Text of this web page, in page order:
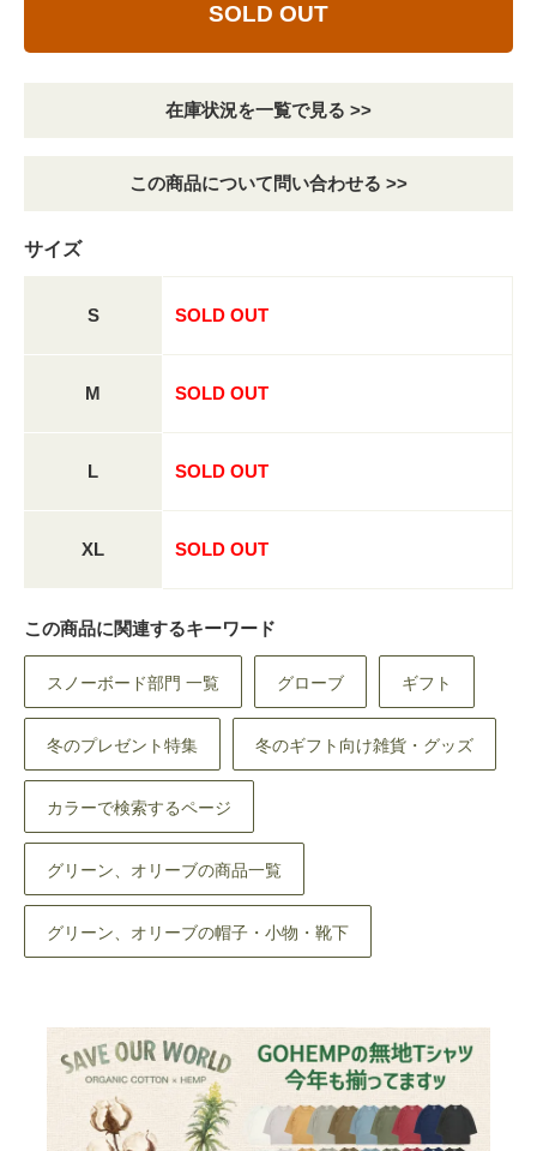
SOLD OUT
在庫状況を一覧で見る >>
この商品について問い合わせる >>
サイズ
S SOLD OUT
M SOLD OUT
L SOLD OUT
XL SOLD OUT
この商品に関連するキーワード
スノーボード部門 一覧 グローブ ギフト
冬のプレゼント特集 冬のギフト向け雑貨・グッズ
カラーで検索するページ
グリーン、オリーブの商品一覧
グリーン、オリーブの帽子・小物・靴下